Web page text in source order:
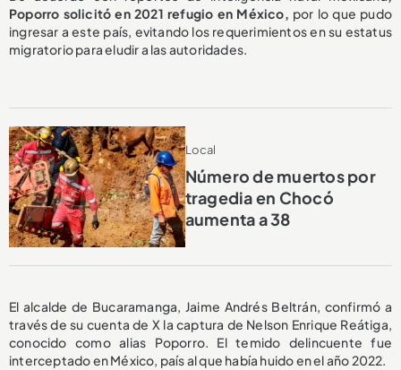
Poporro solicitó en 2021 refugio en México, por lo que pudo
ingresar a este país, evitando los requerimientos en su estatus
migratorio para eludir a las autoridades.
Local
Número de muertos por
tragedia en Chocó
aumenta a 38
El alcalde de Bucaramanga, Jaime Andrés Beltrán, confirmó a
través de su cuenta de X la captura de Nelson Enrique Reátiga,
conocido como alias Poporro. El temido delincuente fue
interceptado en México, país al que había huido en el año 2022.